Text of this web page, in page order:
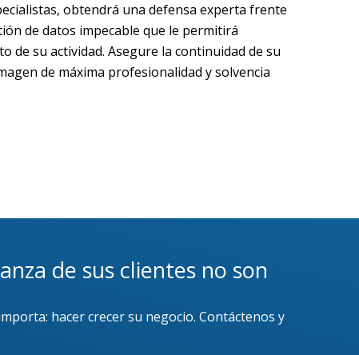
obtendrá una defensa experta frente
de datos impecable que le permitirá
de su actividad. Asegure la continuidad de su
de máxima profesionalidad y solvencia
de sus clientes no son
hacer crecer su negocio. Contáctenos y